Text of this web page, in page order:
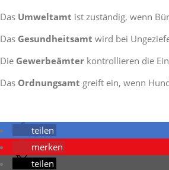
Das Umweltamt ist zuständig, wenn
Das Gesundheitsamt wird bei
Die Gewerbeämter kontrollieren die
Das Ordnungsamt greift ein, wenn
teilen
merken
teilen